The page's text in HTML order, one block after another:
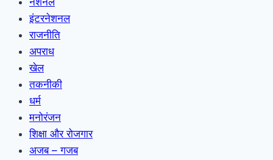
इंटरनेशनल
राजनीति
अपराध
खेल
तकनीकी
धर्म
मनोरंजन
शिक्षा और रोजगार
अजब – गजब